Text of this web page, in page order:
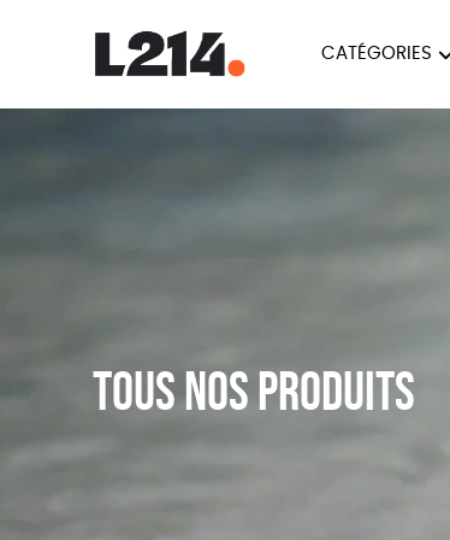
CATÉGORIES
Tous nos produits